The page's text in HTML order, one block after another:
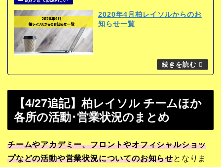
2020年4月柏レイソルからのお
知らせ一覧
【4/27追記】柏レイソル チームほか
各所の活動･営業状況のまとめ
チームやアカデミー、フロントやオフィシャルショッ
プなどの活動や営業状況についてのお知らせとなりま